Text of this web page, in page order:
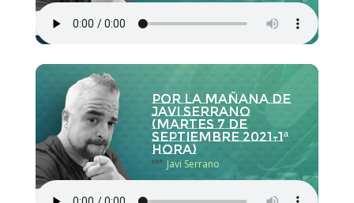
Por la Mañana de
Javi Serrano
(martes 7 de
septiembre 2021-1ª
hora)
con Javi Serrano